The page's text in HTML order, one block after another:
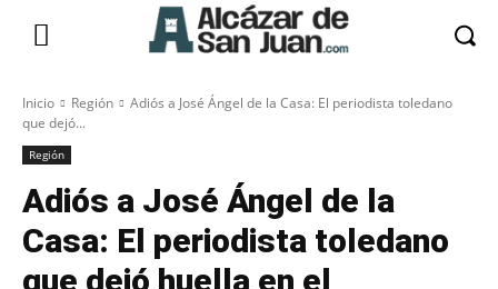
Inicio Región
Adiós a José Ángel de la Casa: El periodista toledano
que dejó...
Región
Adiós a José Ángel de la
Casa: El periodista toledano
que dejó huella en el